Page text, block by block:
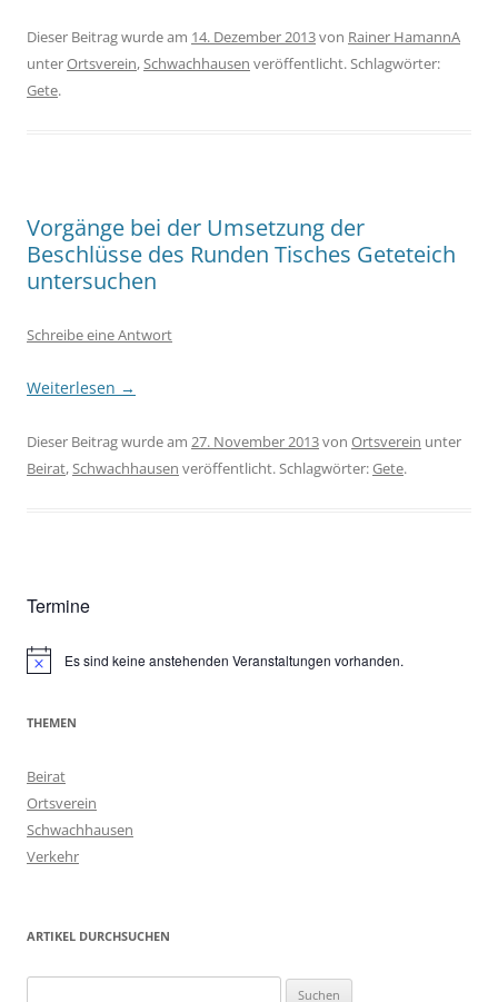
Dieser Beitrag wurde am 14. Dezember 2013von Rainer HamannA
unterOrtsverein,Schwachhausen veröffentlicht. Schlagwörter:
Gete.
Vorgänge bei der Umsetzung der
Beschlüsse des Runden Tisches Geteteich
untersuchen
Schreibe eine Antwort
Weiterlesen →
Dieser Beitrag wurde am 27. November 2013von Ortsverein unter
Beirat,Schwachhausen veröffentlicht. Schlagwörter:Gete.
Termine
HinweisEs sind keine anstehenden Veranstaltungen vorhanden.
THEMEN
Beirat
Ortsverein
Schwachhausen
Verkehr
ARTIKEL DURCHSUCHEN